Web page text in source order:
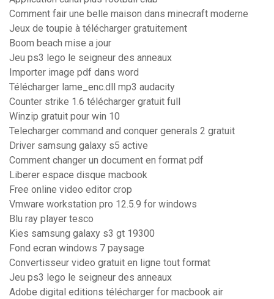
Comment fair une belle maison dans minecraft moderne
Jeux de toupie à télécharger gratuitement
Boom beach mise a jour
Jeu ps3 lego le seigneur des anneaux
Importer image pdf dans word
Télécharger lame_enc.dll mp3 audacity
Counter strike 1.6 télécharger gratuit full
Winzip gratuit pour win 10
Telecharger command and conquer generals 2 gratuit
Driver samsung galaxy s5 active
Comment changer un document en format pdf
Liberer espace disque macbook
Free online video editor crop
Vmware workstation pro 12.5.9 for windows
Blu ray player tesco
Kies samsung galaxy s3 gt 19300
Fond ecran windows 7 paysage
Convertisseur video gratuit en ligne tout format
Jeu ps3 lego le seigneur des anneaux
Adobe digital editions télécharger for macbook air